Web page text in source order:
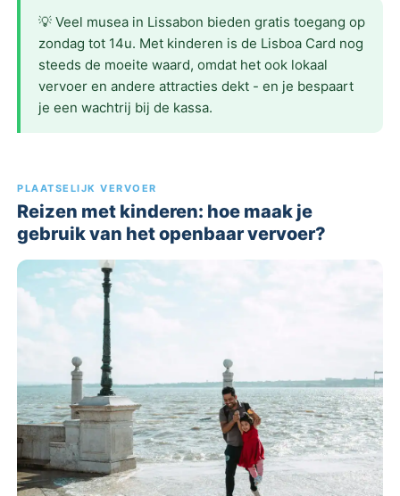
💡 Veel musea in Lissabon bieden gratis toegang op
zondag tot 14u. Met kinderen is de Lisboa Card nog
steeds de moeite waard, omdat het ook lokaal
vervoer en andere attracties dekt - en je bespaart
je een wachtrij bij de kassa.
PLAATSELIJK VERVOER
Reizen met kinderen: hoe maak je
gebruik van het openbaar vervoer?